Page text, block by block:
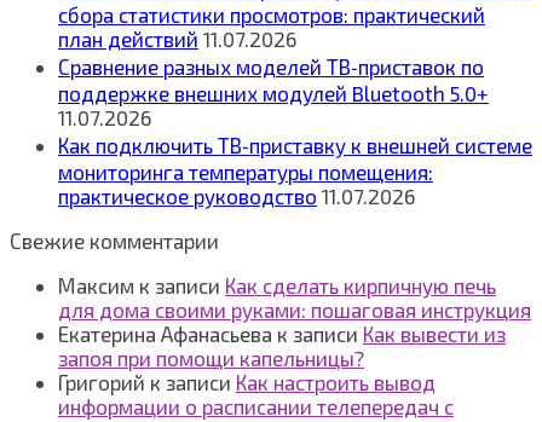
сбора статистики просмотров: практический
план действий 11.07.2026
Сравнение разных моделей ТВ‑приставок по
поддержке внешних модулей Bluetooth 5.0+
11.07.2026
Как подключить ТВ‑приставку к внешней системе
мониторинга температуры помещения:
практическое руководство 11.07.2026
Свежие комментарии
Максим к записи Как сделать кирпичную печь
для дома своими руками: пошаговая инструкция
Екатерина Афанасьева к записи Как вывести из
запоя при помощи капельницы?
Григорий к записи Как настроить вывод
информации о расписании телепередач с